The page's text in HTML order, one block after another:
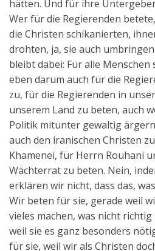
hätten. Und für ihre
Wer für die Regierenden
die Christen schikanierten,
drohten, ja, sie auch
bleibt dabei: Für alle
eben darum auch für die
zu, für die Regierenden in
unserem Land zu beten, auch
Politik mitunter gewaltig
auch den iranischen Christen
Khamenei, für Herrn Rouhani
Wächterrat zu beten. Nein,
erklären wir nicht, dass das,
Wir beten für sie, gerade weil
vieles machen, was nicht
weil sie es ganz besonders
für sie, weil wir als Christen